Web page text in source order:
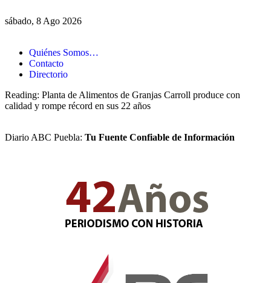
sábado, 8 Ago 2026
Quiénes Somos…
Contacto
Directorio
Reading: Planta de Alimentos de Granjas Carroll produce con
calidad y rompe récord en sus 22 años
Diario ABC Puebla: Tu Fuente Confiable de Información